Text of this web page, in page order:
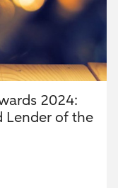
2024:
Lender of the